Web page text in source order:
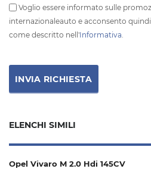
Voglio essere informato sulle
internazionaleauto e acconsento
come descritto nell'Informativa
ELENCHI SIMILI
Opel Vivaro M 2.0 Hdi 145CV